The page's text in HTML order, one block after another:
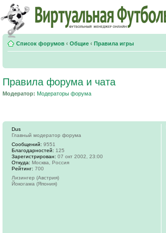
Список форумов ‹ Общие ‹ Правила игры
Правила форума и чата
Модератор: Модераторы форума
Dus
Главный модератор форума
Сообщений: 9551
Благодарностей: 125
Зарегистрирован: 07 окт 2002, 23:00
Откуда: Москва, Россия
Рейтинг: 700
Лизингер (Австрия)
Йокогама (Япония)